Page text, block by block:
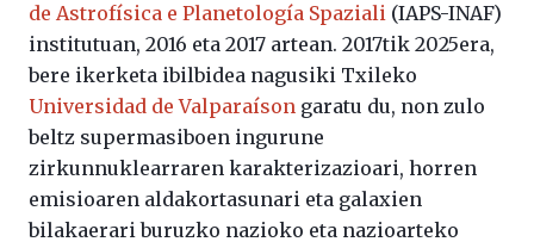
de Astrofísica e Planetología Spaziali (IAPS-INAF)
institutuan, 2016 eta 2017 artean. 2017tik 2025era,
bere ikerketa ibilbidea nagusiki Txileko
Universidad de Valparaíson garatu du, non zulo
beltz supermasiboen ingurune
zirkunnuklearraren karakterizazioari, horren
emisioaren aldakortasunari eta galaxien
bilakaerari buruzko nazioko eta nazioarteko